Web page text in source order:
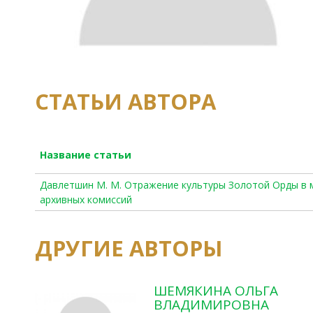
СТАТЬИ АВТОРА
Название статьи
Давлетшин М. М. Отражение культуры Золотой Орды в
архивных комиссий
ДРУГИЕ АВТОРЫ
ШЕМЯКИНА ОЛЬГА
ВЛАДИМИРОВНА